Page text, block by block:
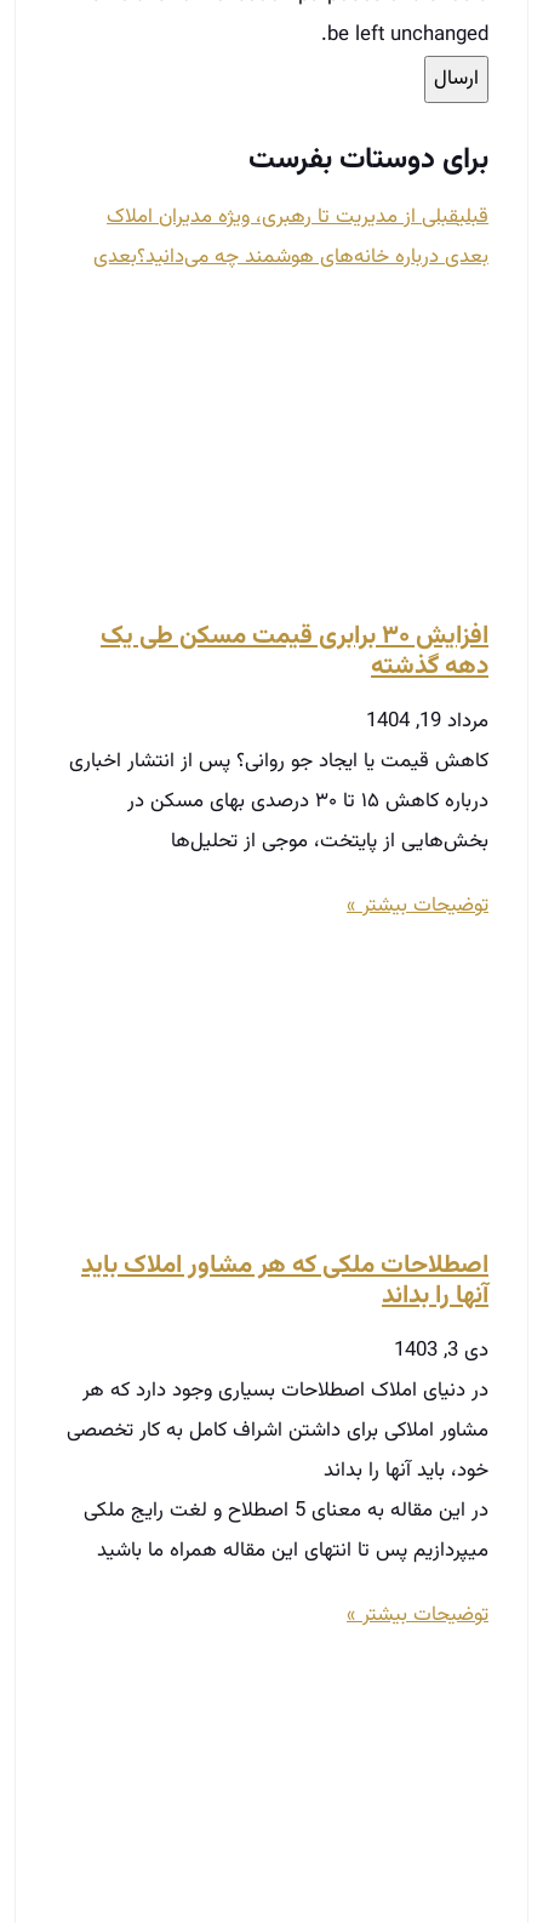
be left unchanged.
برای دوستات بفرست
قبلیقبلیاز مدیریت تا رهبری، ویژه مدیران املاک
بعدیدرباره خانه‌های هوشمند چه می‌دانید؟بعدی
افزایش ۳۰ برابری قیمت مسکن طی یک
دهه گذشته
مرداد 19, 1404
کاهش قیمت یا ایجاد جو روانی؟ پس از انتشار اخباری
درباره کاهش ۱۵ تا ۳۰ درصدی بهای مسکن در
بخش‌هایی از پایتخت، موجی از تحلیل‌ها
توضیحات بیشتر »
اصطلاحات ملکی که هر مشاور املاک باید
آنها را بداند
دی 3, 1403
در دنیای املاک اصطلاحات بسیاری وجود دارد که هر
مشاور املاکی برای داشتن اشراف کامل به کار تخصصی
خود، باید آنها را بداند
در این مقاله به معنای 5 اصطلاح و لغت رایج ملکی
میپردازیم پس تا انتهای این مقاله همراه ما باشید
توضیحات بیشتر »